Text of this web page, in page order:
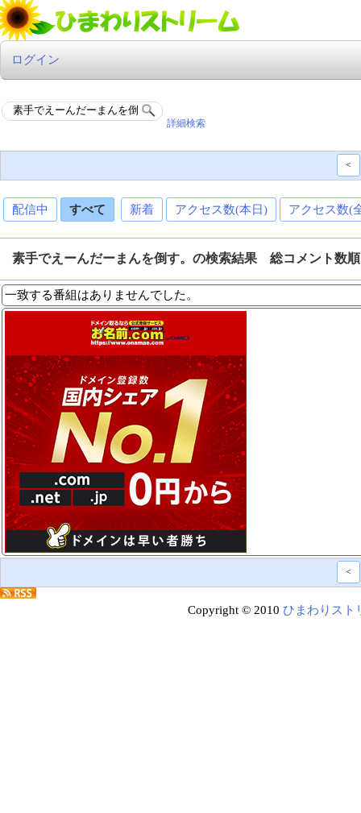
ログイン
詳細検索
<
配信中 すべて 新着 アクセス数(本日) アクセス数(
素手でえーんだーまんを倒す。の検索結果 総コメント数順
一致する番組はありませんでした。
<
Copyright © 2010 ひまわりスト